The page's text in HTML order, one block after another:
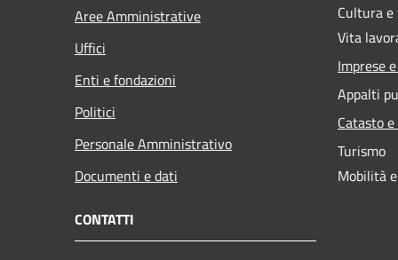
Aree Amministrative
Uffici
Enti e fondazioni
Politici
Personale Amministrativo
Documenti e dati
Cultura
Vita
Imprese
Appalti
Catasto
Turismo
Mobilità
CONTATTI